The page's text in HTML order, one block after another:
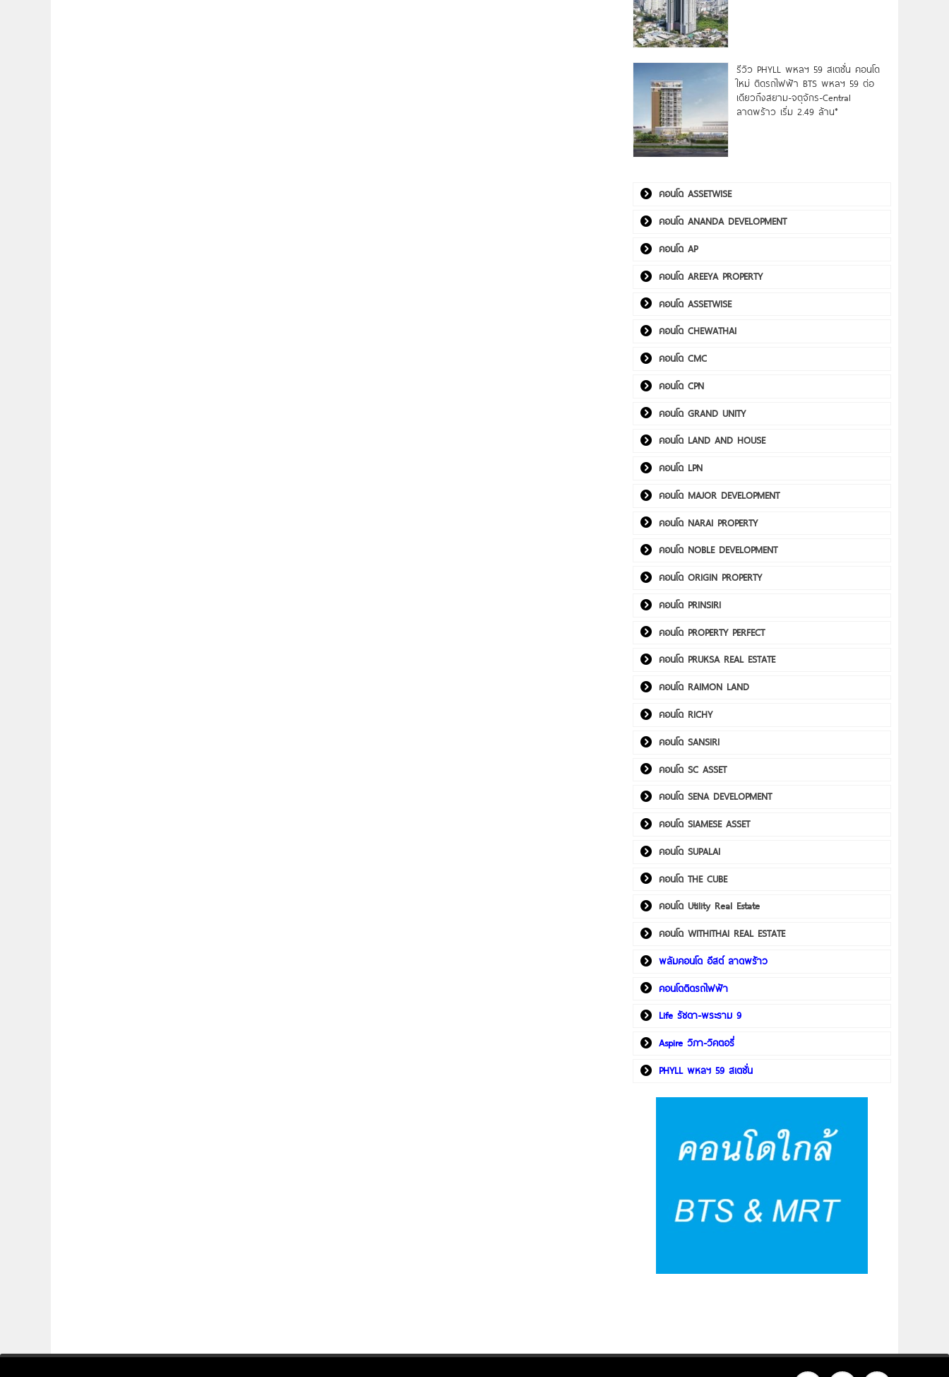
รีวิว PHYLL พหลฯ 59 สเตชั่น คอนโด
ใหม่ ติดรถไฟฟ้า BTS พหลฯ 59 ต่อ
เดียวถึงสยาม-จตุจักร-Central
ลาดพร้าว เริ่ม 2.49 ล้าน*
คอนโด ASSETWISE
คอนโด ANANDA DEVELOPMENT
คอนโด AP
คอนโด AREEYA PROPERTY
คอนโด ASSETWISE
คอนโด CHEWATHAI
คอนโด CMC
คอนโด CPN
คอนโด GRAND UNITY
คอนโด LAND AND HOUSE
คอนโด LPN
คอนโด MAJOR DEVELOPMENT
คอนโด NARAI PROPERTY
คอนโด NOBLE DEVELOPMENT
คอนโด ORIGIN PROPERTY
คอนโด PRINSIRI
คอนโด PROPERTY PERFECT
คอนโด PRUKSA REAL ESTATE
คอนโด RAIMON LAND
คอนโด RICHY
คอนโด SANSIRI
คอนโด SC ASSET
คอนโด SENA DEVELOPMENT
คอนโด SIAMESE ASSET
คอนโด SUPALAI
คอนโด THE CUBE
คอนโด Utility Real Estate
คอนโด WITHITHAI REAL ESTATE
พลัมคอนโด อีสต์ ลาดพร้าว
คอนโดติดรถไฟฟ้า
Life รัชดา-พระราม 9
Aspire วิภา-วิคตอรี่
PHYLL พหลฯ 59 สเตชั่น